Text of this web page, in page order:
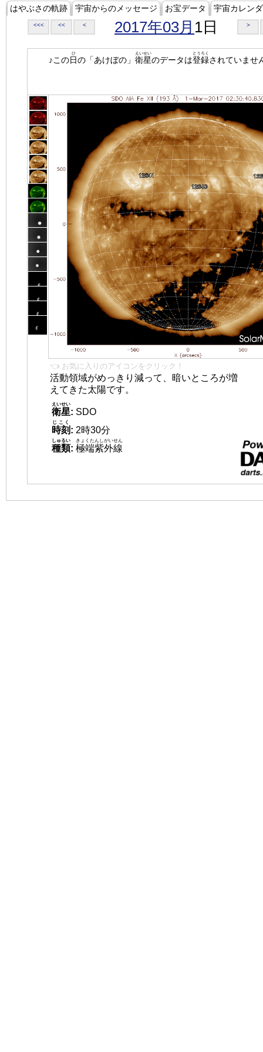
はやぶさの軌跡 宇宙からのメッセージ お宝データ 宇宙カレン
<<< << < 2017年03月 1日 >
♪この日
ひ
の「あけぼの」 衛星
えいせい
のデータは登録
とうろく
されていませ
👈 お気に入りのアイコンをクリック！
活動領域がめっきり減って、暗いところが増
えてきた太陽です。
衛星
えいせい
: SDO
時刻
じこく
: 2時30分
種類
しゅるい
: 極端紫外線
きょくたんしがいせん